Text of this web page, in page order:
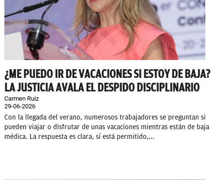
¿ME PUEDO IR DE VACACIONES SI ESTOY DE BAJA?
LA JUSTICIA AVALA EL DESPIDO DISCIPLINARIO
Carmen Ruiz
29-06-2026
Con la llegada del verano, numerosos trabajadores se preguntan si
pueden viajar o disfrutar de unas vacaciones mientras están de baja
médica. La respuesta es clara, sí está permitido,...